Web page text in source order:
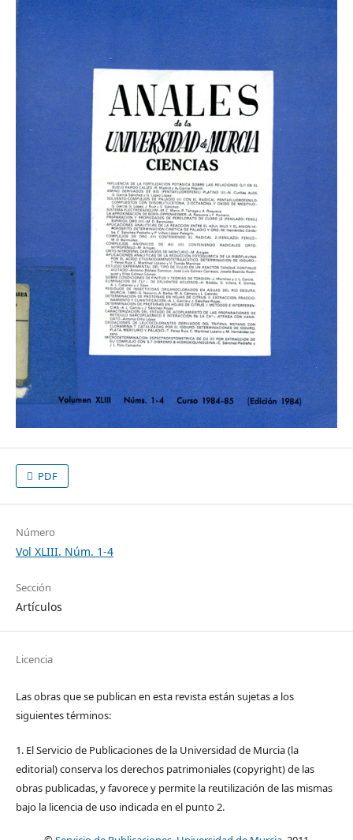
PDF
Número
Vol XLIII. Núm. 1-4
Sección
Artículos
Licencia
Las obras que se publican en esta revista están sujetas a los
siguientes términos:
1. El Servicio de Publicaciones de la Universidad de Murcia (la
editorial) conserva los derechos patrimoniales (copyright) de las
obras publicadas, y favorece y permite la reutilización de las mismas
bajo la licencia de uso indicada en el punto 2.